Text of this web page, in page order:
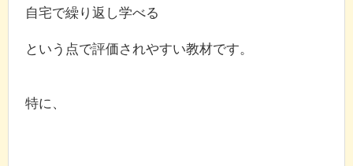
自宅で繰り返し学べる
という点で評価されやすい教材です。
特に、